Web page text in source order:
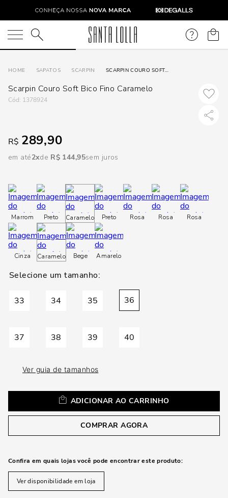
O que você está procurando?
SAPATOS SCARPIN SCARPIN COURO SOFT BICO FINO CARAMELO
Scarpin Couro Soft Bico Fino Caramelo
: 1378924
R$ 289,90
em até2 R$ 144,95sem juros
Marrom Preto Caramelo Preto Rosa Rosa Rosa
Cinza Caramelo Bege Amarelo
33 34 35 36
37 38 39 40
Ver guia de tamanhos
ADICIONAR AO CARRINHO
COMPRAR AGORA
Confira em quais lojas você pode encontrar este produto:
Ver disponibilidade em loja